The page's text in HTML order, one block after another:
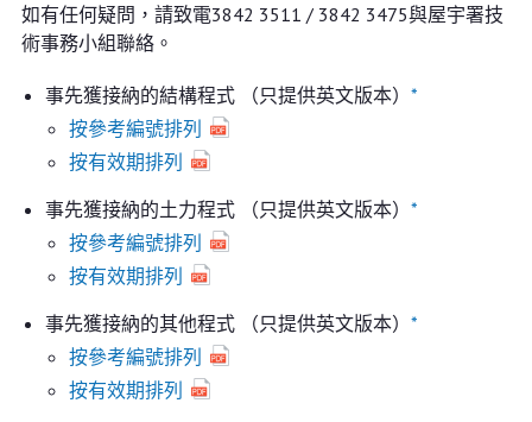
如有任何疑問，請致電3842 3511 / 3842 3475與屋宇署技
術事務小組聯絡。
事先獲接納的結構程式 （只提供英文版本） *
按參考編號排列
按有效期排列
事先獲接納的土力程式 （只提供英文版本） *
按參考編號排列
按有效期排列
事先獲接納的其他程式 （只提供英文版本） *
按參考編號排列
按有效期排列